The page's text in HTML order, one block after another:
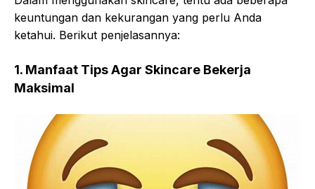
keuntungan dan kekurangan yang perlu Anda
ketahui. Berikut penjelasannya:
1. Manfaat Tips Agar Skincare Bekerja
Maksimal